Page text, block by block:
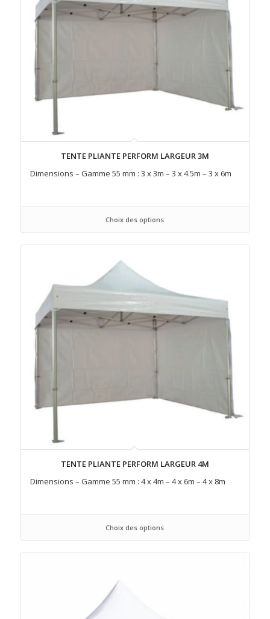
TENTE PLIANTE PERFORM LARGEUR 3M
Dimensions – Gamme 55 mm : 3 x 3m – 3 x 4.5m – 3 x 6m
Choix des options
TENTE PLIANTE PERFORM LARGEUR 4M
Dimensions – Gamme 55 mm : 4 x 4m – 4 x 6m – 4 x 8m
Choix des options